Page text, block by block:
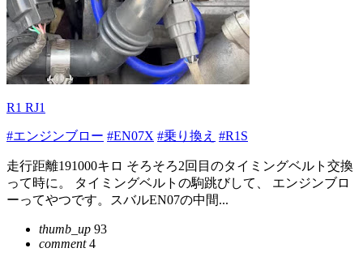
R1 RJ1
#エンジンブロー #EN07X #乗り換え #R1S
走行距離191000キロ そろそろ2回目のタイミングベルト交換
って時に。 タイミングベルトの駒跳びして、 エンジンブロ
ーってやつです。スバルEN07の中間...
thumb_up 93
comment4